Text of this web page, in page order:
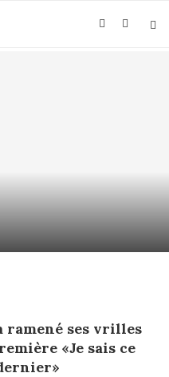
ramené ses vrilles
«Je sais ce